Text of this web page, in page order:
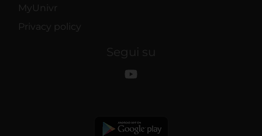
MyUnivr
Privacy policy
Segui su